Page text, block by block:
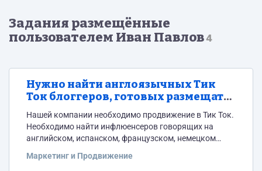
Задания размещённые
пользователем Иван Павлов4
Нужно найти англоязычных Тик
Ток блоггеров, готовых размещать
у себя рекламные посты
Нашей компании необходимо продвижение в Тик Ток.
Необходимо найти инфлюенсеров говорящих на
английском, испанском, французском, немецком
рекламы нашей компании на их Тик Ток каналах. Мы
Маркетинг и Продвижение